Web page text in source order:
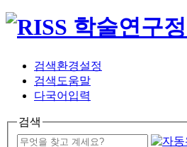
검색환경설정
검색도움말
다국어입력
검색